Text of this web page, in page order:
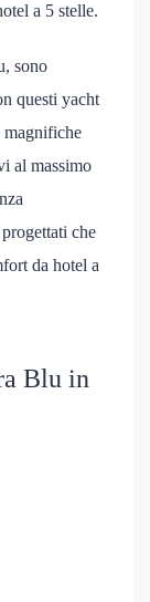
a 5 stelle.
sono
questi yacht
magnifiche
al massimo
che
da hotel a
Blu in